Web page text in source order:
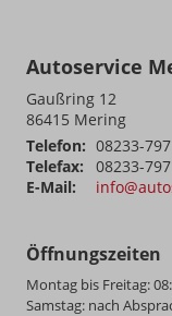
Autoservice
Gaußring 12
86415 Mering
Telefon: 08233-
Telefax:
08233-
E-Mail:
Öffnungszeiten
Montag bis Freitag:
Samstag: nach